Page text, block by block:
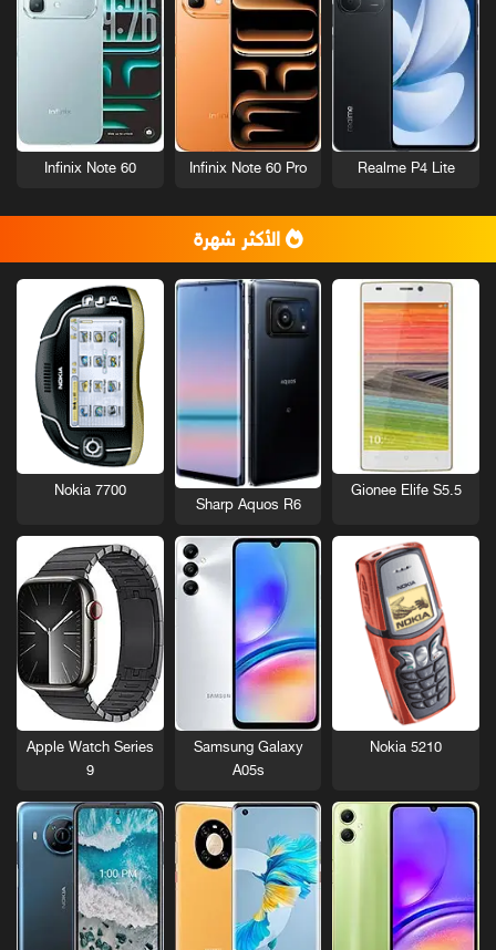
Realme P4 Lite
Infinix Note 60 Pro
Infinix Note 60
الأكثر شهرة
Gionee Elife S5.5
Sharp Aquos R6
Nokia 7700
Nokia 5210
Samsung Galaxy
A05s
Apple Watch Series
9